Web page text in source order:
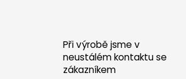
Při výrobě jsme v
neustálém kontaktu se
zákazníkem